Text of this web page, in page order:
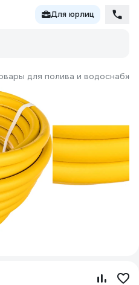
Для юрлиц
для полива и